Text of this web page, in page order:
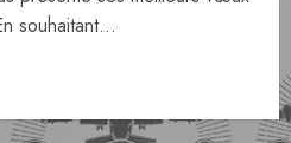
souhaitant...